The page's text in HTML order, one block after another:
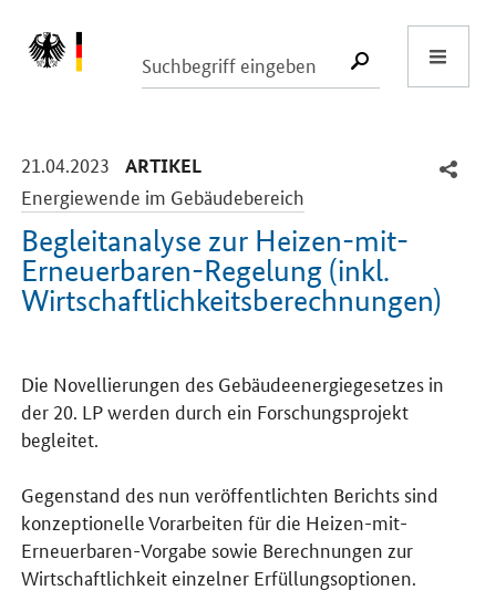
SUCHE
21.04.2023 -
ARTIKEL
Energiewende im Gebäudebereich
Begleitanalyse zur Heizen-mit-
Erneuerbaren-Regelung (inkl.
Wirtschaftlichkeitsberechnungen)
Die Novellierungen des Gebäudeenergiegesetzes in
der 20. LP werden durch ein Forschungsprojekt
begleitet.
Gegenstand des nun veröffentlichten Berichts sind
konzeptionelle Vorarbeiten für die Heizen-mit-
Erneuerbaren-Vorgabe sowie Berechnungen zur
Wirtschaftlichkeit einzelner Erfüllungsoptionen.